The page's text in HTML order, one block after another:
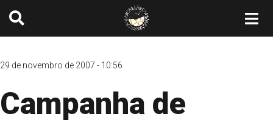
29 de novembro de 2007 - 10:56
Campanha de